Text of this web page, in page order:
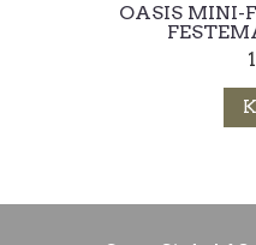
OASIS MINI-